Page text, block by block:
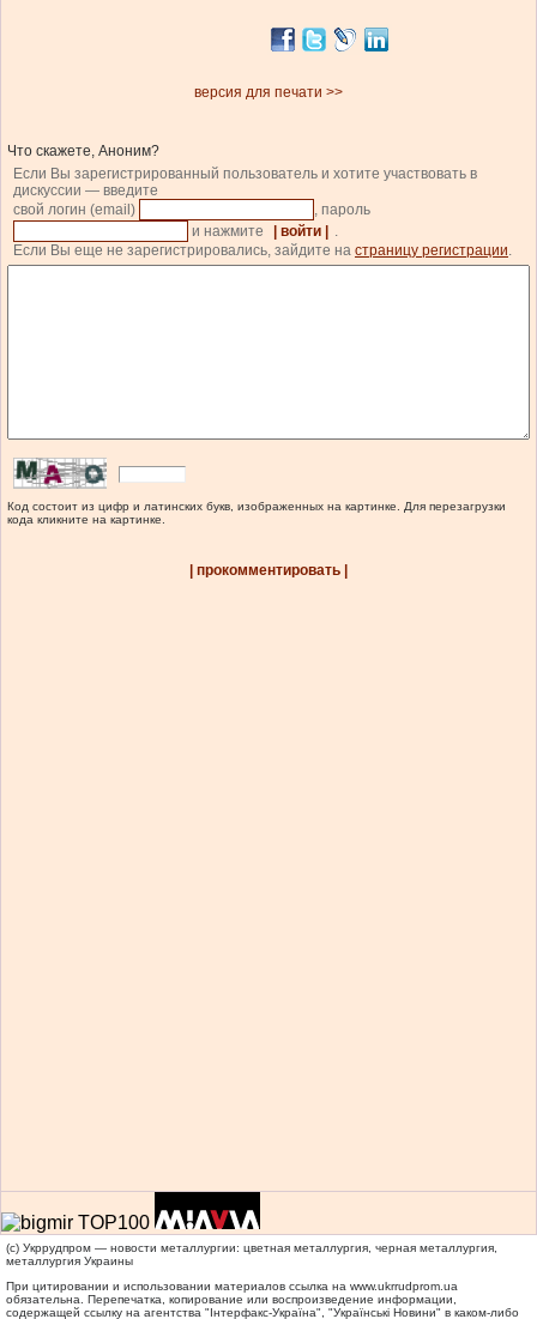
версия для печати >>
Что скажете, Аноним?
Если Вы зарегистрированный пользователь и хотите участвовать в
дискуссии — введите
свой логин (email)
, пароль
и нажмите
| войти |
.
Если Вы еще не зарегистрировались, зайдите на страницу регистрации.
Код состоит из цифр и латинских букв, изображенных на картинке. Для перезагрузки
кода кликните на картинке.
| прокомментировать |
(c) Укррудпром — новости металлургии: цветная металлургия, черная металлургия,
металлургия Украины
При цитировании и использовании материалов ссылка на www.ukrrudprom.ua
обязательна. Перепечатка, копирование или воспроизведение информации,
содержащей ссылку на агентства "Iнтерфакс-Україна", "Українськi Новини" в каком-либо